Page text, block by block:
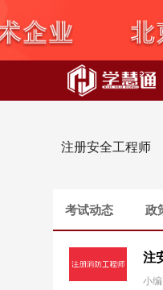
注册安全工程师
考试动态 政
注
小